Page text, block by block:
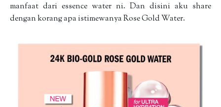
manfaat dari essence water ni. Dan disini aku share
dengan korang apa istimewanya Rose Gold Water.